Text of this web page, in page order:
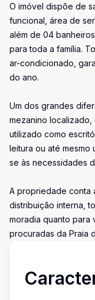
O imóvel dispõe de
funcional, área de
além de 04
para toda a família.
ar-condicionado,
do ano.
Um dos grandes
mezanino
utilizado como
leitura ou até
se às necessidades
A propriedade conta
distribuição interna,
moradia quanto para
procuradas da Praia